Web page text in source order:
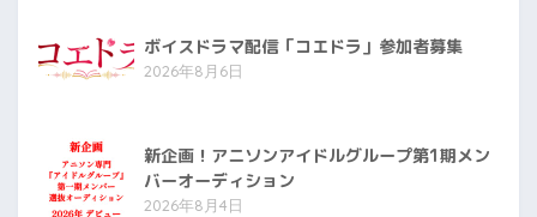
ボイスドラマ配信「コエドラ」参加者募集
2026年8月6日
新企画！アニソンアイドルグループ第1期メン
バーオーディション
2026年8月4日